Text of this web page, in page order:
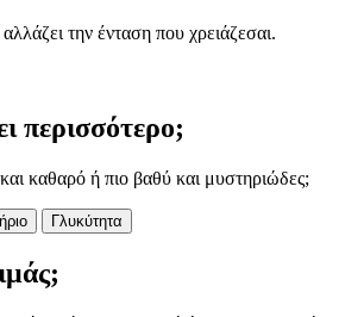
την ένταση που χρειάζεσαι.
περισσότερο;
καθαρό ή πιο βαθύ και μυστηριώδες;
Γλυκύτητα